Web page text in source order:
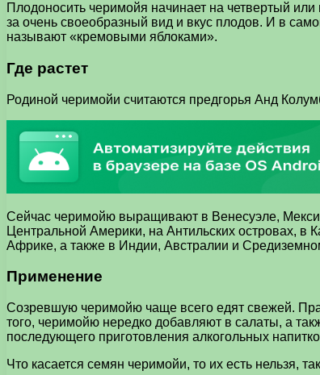
Плодоносить черимойя начинает на четвертый
за очень своеобразный вид и вкус плодов. И в
называют «кремовыми яблоками».
Где растет
Родиной черимойи считаются предгорья Анд
Сейчас черимойю выращивают в Венесуэле,
Центральной Америки, на Антильских островах,
Африке, а также в Индии, Австралии и
Применение
Созревшую черимойю чаще всего едят свежей.
того, черимойю нередко добавляют в салаты, а
последующего приготовления алкогольных
Что касается семян черимойи, то их есть нельзя,